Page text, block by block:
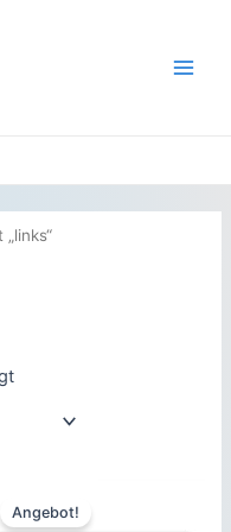
Angebot!